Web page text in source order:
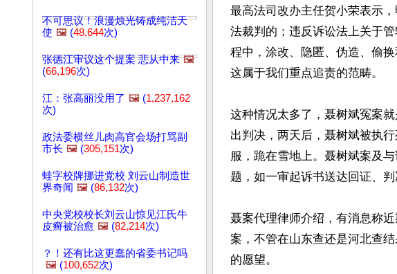
不可思议！浪漫烛光铸成纯洁天
使 🖼️ (48,644次)
张德江审议这个提案 悲从中来 🖼️
(66,196次)
江：张高丽没用了 🖼️ (1,237,162
次)
政法委横丝儿肉高官会场打骂副
市长 🖼️ (305,151次)
蛙字校牌挪进党校 刘云山制造世
界奇闻 🖼️ (86,132次)
中央党校校长刘云山惊见江氏牛
皮癣被治愈 🖼️ (82,214次)
？！还有比这更蠢的省委书记吗
🖼️ (100,652次)
最高法司改办主任贺小荣表示
法裁判的；违反诉讼法上关于
程中，涂改、隐匿、伪造、偷
这属于我们重点追责的范畴。
这种情况太多了，聂树斌冤案
出判决，两天后，聂树斌被执
服，跪在雪地上。聂树斌案及
题，如一审起诉书送达回证、
聂案代理律师介绍，有消息称
案，不管在山东查还是河北查
的愿望。